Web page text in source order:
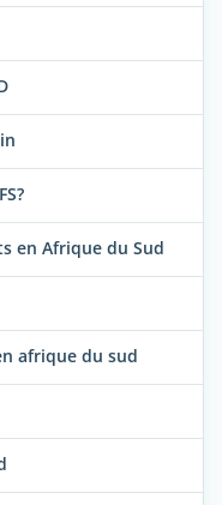
en Afrique du Sud
afrique du sud